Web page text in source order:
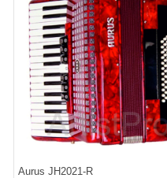
Aurus JH2021-R